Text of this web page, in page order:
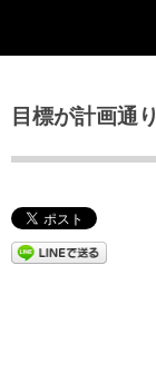
目標が計画通